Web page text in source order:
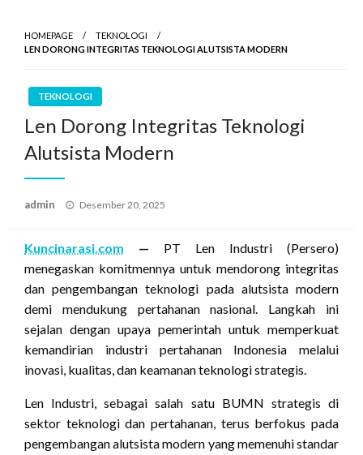
HOMEPAGE
TEKNOLOGI
LEN DORONG INTEGRITAS TEKNOLOGI ALUTSISTA MODERN
TEKNOLOGI
Len Dorong Integritas Teknologi
Alutsista Modern
admin
Posted
Desember 20, 2025
Kuncinarasi.com — PT Len Industri (Persero)
menegaskan komitmennya untuk mendorong integritas
dan pengembangan teknologi pada alutsista modern
demi mendukung pertahanan nasional. Langkah ini
sejalan dengan upaya pemerintah untuk memperkuat
kemandirian industri pertahanan Indonesia melalui
inovasi, kualitas, dan keamanan teknologi strategis.
Len Industri, sebagai salah satu BUMN strategis di
sektor teknologi dan pertahanan, terus berfokus pada
pengembangan alutsista modern yang memenuhi standar